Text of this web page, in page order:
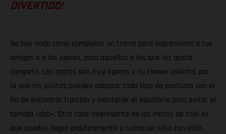
DIVERTIDO!
No hay nada como completar un tramo para impresionar a tus
amigos o a los jueces, para aquellos a los que les gusta
competir. Las motos son muy ligeras y no tienen asiento, por
lo que los pilotos pueden adoptar todo tipo de posturas con el
fin de encontrar tracción y mantener el equilibrio para evitar el
temido «dab». Otra cosa interesante de las motos de trial es
que puedes llegar prácticamente a cualquier sitio con ellas.